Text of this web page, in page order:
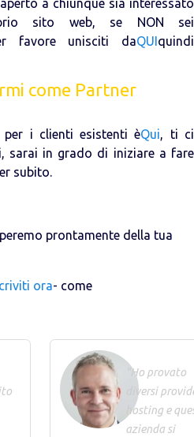
a chiunque sia interessato
sito web, se NON sei
favore unisciti daQUI quindi
come Partner
per i clienti esistenti èQui, ti ci
sarai in grado di iniziare a fare
subito.
prontamente della tua
ora- come
"Ho provato
diversi
hosting e
azienda si